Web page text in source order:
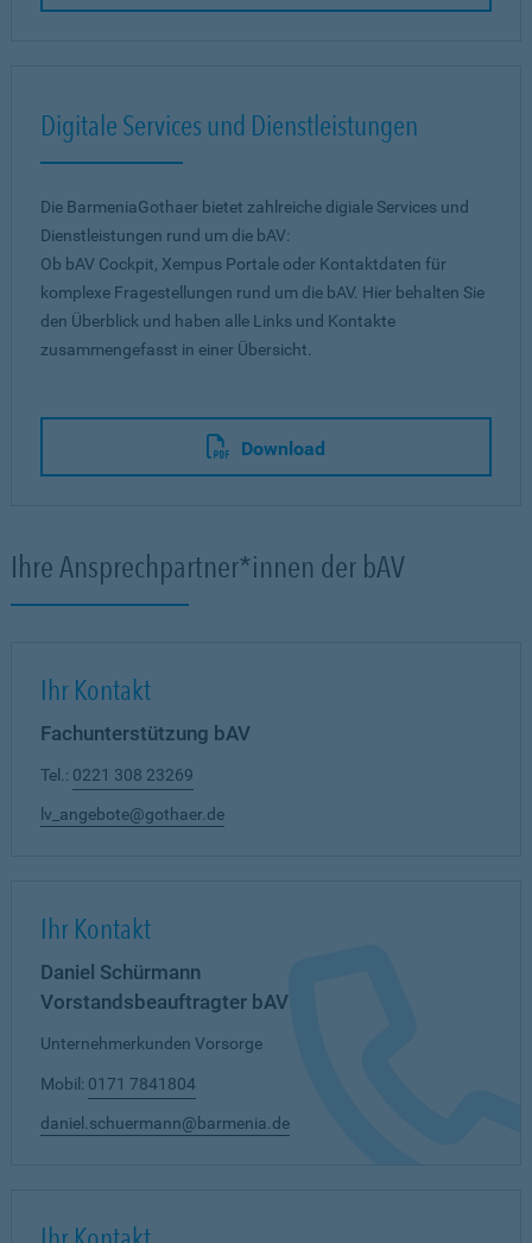
Digitale Services und Dienstleistungen
Die BarmeniaGothaer bietet zahlreiche digiale Services und
Dienstleistungen rund um die bAV:
Ob bAV Cockpit, Xempus Portale oder Kontaktdaten für
komplexe Fragestellungen rund um die bAV. Hier behalten Sie
den Überblick und haben alle Links und Kontakte
zusammengefasst in einer Übersicht.
Download
Ihre Ansprechpartner*innen der bAV
Ihr Kontakt
Fachunterstützung bAV
Tel.: 0221 308 23269
lv_angebote@gothaer.de
Ihr Kontakt
Daniel Schürmann
Vorstandsbeauftragter bAV
Unternehmerkunden Vorsorge
Mobil: 0171 7841804
daniel.schuermann@barmenia.de